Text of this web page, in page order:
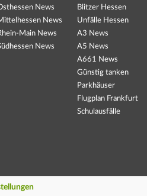
News
News
Main News
News
Blitzer Hessen
Unfälle Hessen
A3 News
A5 News
A661 News
Günstig tanken
Parkhäuser
Flugplan Frankfurt
Schulausfälle